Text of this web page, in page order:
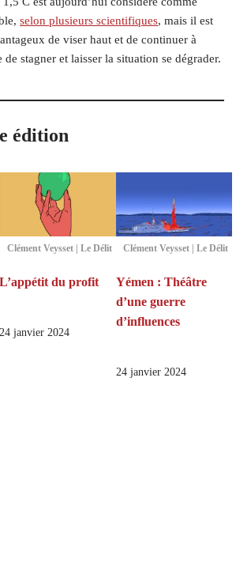
selon plusieurs scientifiques, mais il est
de viser haut et de continuer à
stagner et laisser la situation se dégrader.
édition
Clément Veysset | Le Délit
L’appétit du profit
24 janvier 2024
Clément Veysset | Le Délit
Yémen : Théâtre
d’une guerre
d’influences
24 janvier 2024